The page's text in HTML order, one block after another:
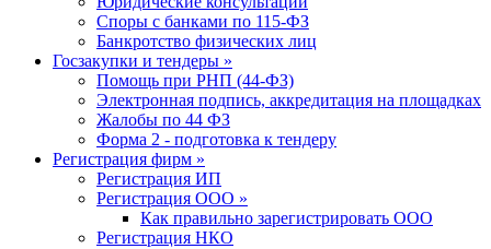
Споры с банками по 115-ФЗ
Банкротство физических лиц
Госзакупки и тендеры »
Помощь при РНП (44-ФЗ)
Электронная подпись, аккредитация на площадках
Жалобы по 44 ФЗ
Форма 2 - подготовка к тендеру
Регистрация фирм »
Регистрация ИП
Регистрация ООО »
Как правильно зарегистрировать ООО
Регистрация НКО